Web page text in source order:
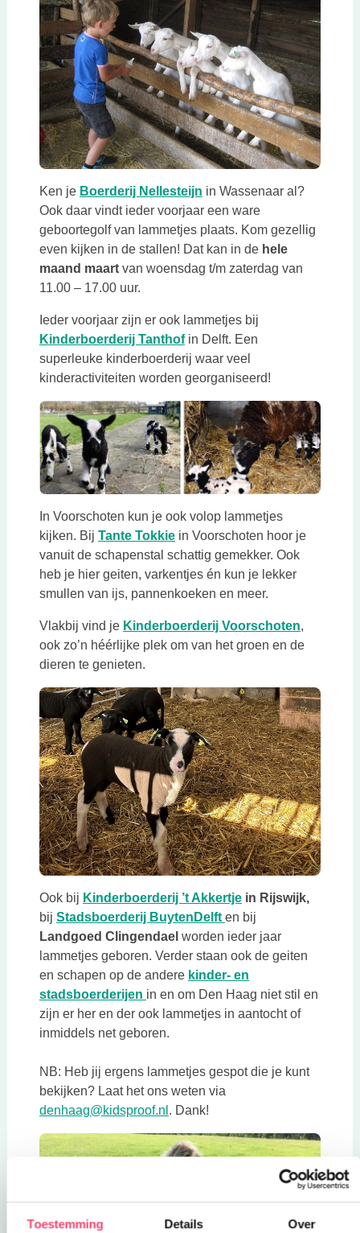
Toestemming Details Over
Ken je Boerderij NellesteijnDeze link opent in een
in Wassenaar al?
Ook daar vindt ieder voorjaar een ware
geboortegolf van lammetjes plaats. Kom gezellig
even kijken in de stallen! Dat kan in de hele
maand maart van woensdag t/m zaterdag van
11.00 – 17.00 uur.
Ieder voorjaar zijn er ook lammetjes bij
Kinderboerderij TanthofDeze link opent in een
in Delft. Een
superleuke kinderboerderij waar veel
kinderactiviteiten worden georganiseerd!
In Voorschoten kun je ook volop lammetjes
kijken. Bij Tante TokkieDeze link opent in een nieuwe
in Voorschoten hoor je
vanuit de schapenstal schattig gemekker. Ook
heb je hier geiten, varkentjes én kun je lekker
smullen van ijs, pannenkoeken en meer.
Vlakbij vind je Kinderboerderij VoorschotenDeze link
,
ook zo’n héérlijke plek om van het groen en de
dieren te genieten.
Ook bij Kinderboerderij ’t AkkertjeDeze link opent in
in Rijswijk,
bij Stadsboerderij BuytenDelft Deze link opent in een
en bij
Landgoed Clingendael worden ieder jaar
lammetjes geboren. Verder staan ook de geiten
en schapen op de andere kinder- en
stadsboerderijen Deze link opent in een nieuwe tab
in en om Den Haag niet stil en
zijn er her en der ook lammetjes in aantocht of
inmiddels net geboren.
NB: Heb jij ergens lammetjes gespot die je kunt
bekijken? Laat het ons weten via
denhaag@kidsproof.nl Deze link opent in een nieuwe
. Dank!